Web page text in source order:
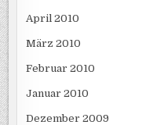
April 2010
März 2010
Februar 2010
Januar 2010
Dezember 2009